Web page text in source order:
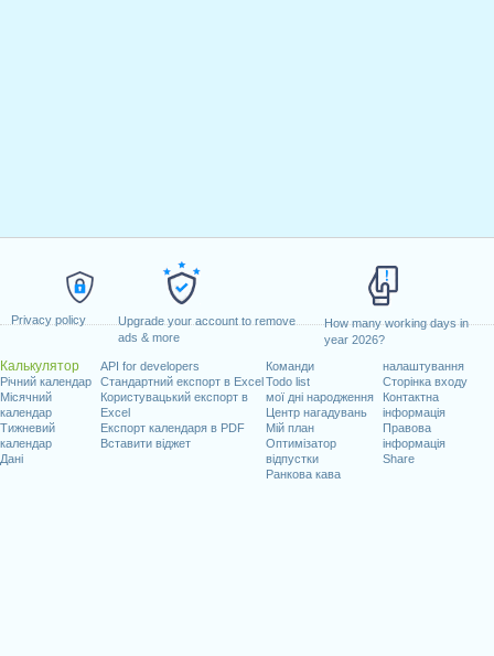
Privacy policy
Upgrade your account to remove
ads & more
How many working days in
year 2026?
Калькулятор
Річний календар
Місячний
календар
Тижневий
календар
Дані
API for developers
Стандартний експорт в Excel
Користувацький експорт в
Excel
Експорт календаря в PDF
Вставити віджет
Команди
Todo list
мої дні народження
Центр нагадувань
Мій план
Оптимізатор
відпустки
Ранкова кава
налаштування
Сторінка входу
Контактна
інформація
Правова
інформація
Share